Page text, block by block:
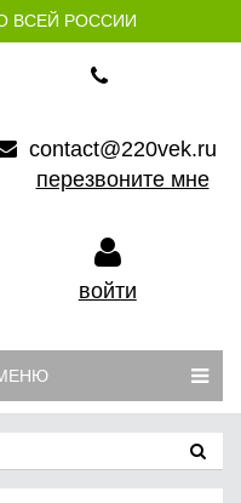
ВСЕЙ РОССИИ
contact@220vek.ru
перезвоните мне
войти